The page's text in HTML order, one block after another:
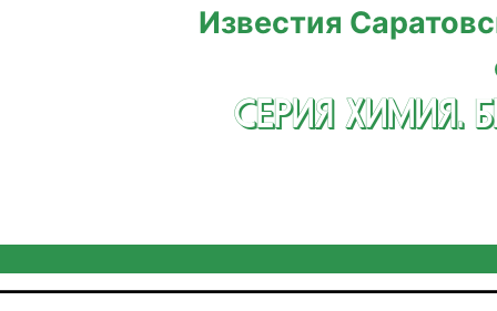
Известия
СЕРИЯ ХИМИЯ.